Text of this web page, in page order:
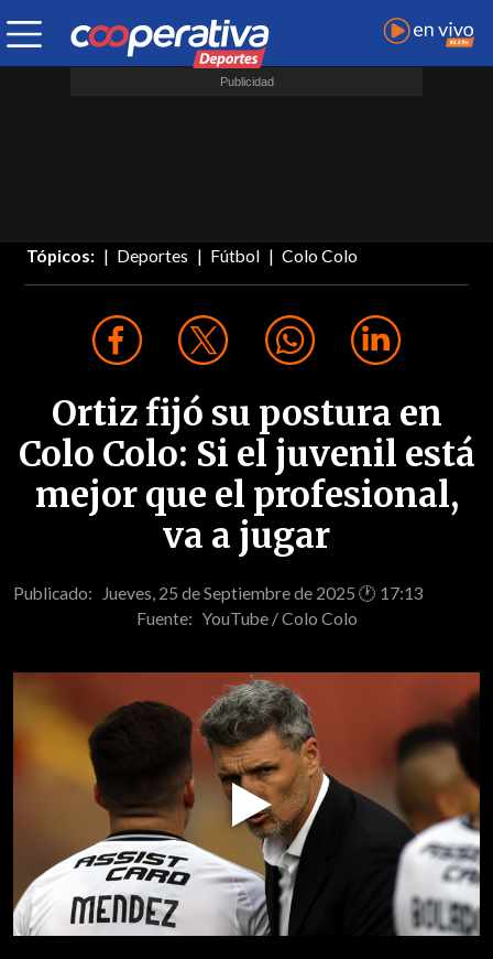
Tópicos: Deportes Fútbol Colo Colo
Ortiz fijó su postura en
Colo Colo: Si el juvenil está
mejor que el profesional,
va a jugar
Publicado: Jueves, 25 de Septiembre de 2025 🕐 17:13
Fuente: YouTube / Colo Colo
Video